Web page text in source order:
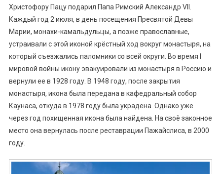
Христофору Пацу подарил Папа Римский Александр VII.
Каждый год 2 июля, в день посещения Пресвятой Девы
Марии, монахи-камальдульцы, а позже православные,
устраивали с этой иконой крёстный ход вокруг монастыря, на
который съезжались паломники со всей округи. Во время I
мировой войны икону эвакуировали из монастыря в Россию и
вернули ее в 1928 году. В 1948 году, после закрытия
монастыря, икона была передана в кафедральный собор
Каунаса, откуда в 1978 году была украдена. Однако уже
через год похищенная икона была найдена. На своё законное
место она вернулась после реставрации Пажайслиса, в 2000
году.